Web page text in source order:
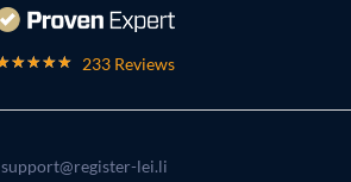
233 Reviews
support@register-lei.li